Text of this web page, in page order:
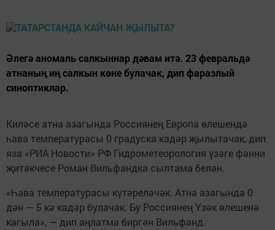
Әлегә аномаль салкыннар дәвам итә. 23 февральдә
атнаның иң салкын көне булачак, дип фаразлый
синоптиклар.
Киләсе атна азагында Россиянең Европа өлешендә
һава температурасы 0 градуска кадәр җылытачак, дип
яза «РИА Новости» РФ Гидрометеорология үзәге фәнни
җитәкчесе Роман Вильфандка сылтама белән.
«Һава температурасы күтәреләчәк. Атна азагында 0
дән — 5 кә кадәр булачак. Бу Россиянең Үзәк өлешенә
кагыла», — дип аңлатма биргән Вильфанд.